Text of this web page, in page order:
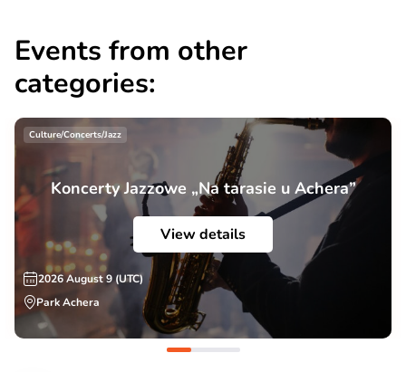
Events from other
categories:
Culture/Concerts/Jazz
Koncerty Jazzowe „Na tarasie u Achera”
View details
2026 August 9 (UTC)
Park Achera